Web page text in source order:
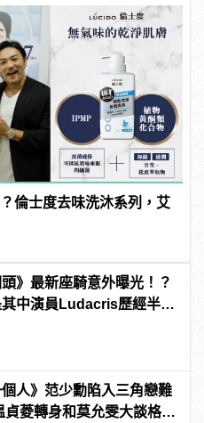
倫士度去味洗沐系列，艾
頭》最新座騎意外曝光！？
中演員Ludacris歷經半年
個人》范少勳陷入三角戀難
貞菱轉身和莫允雯大談格差